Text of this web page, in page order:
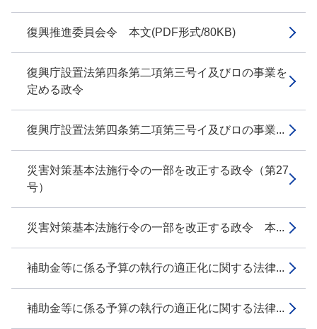
復興推進委員会令 本文(PDF形式/80KB)
復興庁設置法第四条第二項第三号イ及びロの事業を
定める政令
復興庁設置法第四条第二項第三号イ及びロの事業...
災害対策基本法施行令の一部を改正する政令（第27
号）
災害対策基本法施行令の一部を改正する政令 本...
補助金等に係る予算の執行の適正化に関する法律...
補助金等に係る予算の執行の適正化に関する法律...